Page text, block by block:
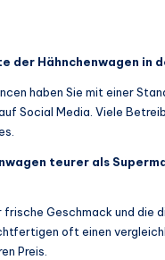
der Hähnchenwagen in
haben Sie mit einer
Social Media. Viele
teurer als
frische Geschmack und die
oft einen
Preis.